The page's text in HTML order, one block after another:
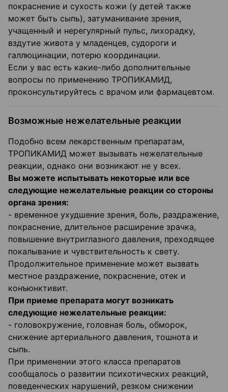
покраснение и сухость кожи (у детей также
может быть сыпь), затуманивание зрения,
учащенный и нерегулярный пульс, лихорадку,
вздутие живота у младенцев, судороги и
галлюцинации, потерю координации.
Если у вас есть какие-либо дополнительные
вопросы по применению ТРОПИКАМИД,
проконсультируйтесь с врачом или фармацевтом.
Возможные нежелательные реакции
Подобно всем лекарственным препаратам,
ТРОПИКАМИД может вызывать нежелательные
реакции, однако они возникают не у всех.
Вы можете испытывать некоторые или все
следующие нежелательные реакции со стороны
органа зрения:
- временное ухудшение зрения, боль, раздражение,
покраснение, длительное расширение зрачка,
повышение внутриглазного давления, преходящее
покалывание и чувствительность к свету.
Продолжительное применение может вызвать
местное раздражение, покраснение, отек и
конъюнктивит.
При приеме препарата могут возникать
следующие нежелательные реакции:
- головокружение, головная боль, обморок,
снижение артериального давления, тошнота и
сыпь.
При применении этого класса препаратов
сообщалось о развитии психотических реакций,
поведенческих нарушений, резком снижении